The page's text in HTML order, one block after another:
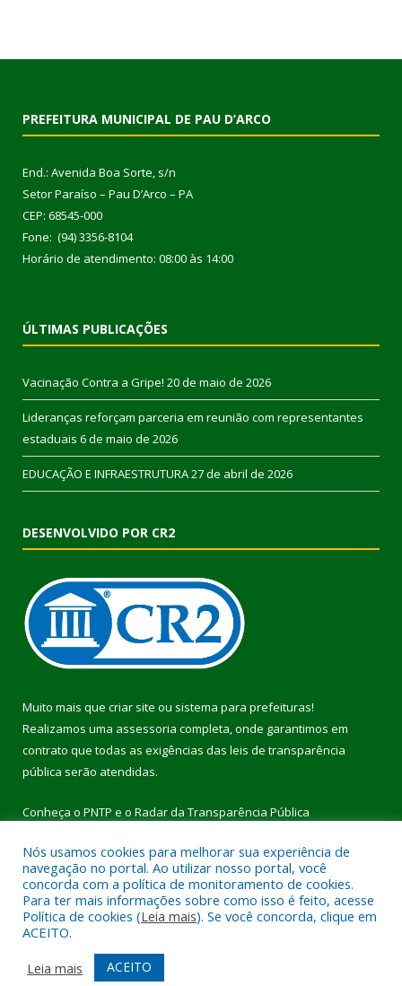
PREFEITURA MUNICIPAL DE PAU D’ARCO
End.: Avenida Boa Sorte, s/n
Setor Paraíso – Pau D’Arco – PA
CEP: 68545-000
Fone: (94) 3356-8104
Horário de atendimento: 08:00 às 14:00
ÚLTIMAS PUBLICAÇÕES
Vacinação Contra a Gripe! 20 de maio de 2026
Lideranças reforçam parceria em reunião com representantes
estaduais 6 de maio de 2026
EDUCAÇÃO E INFRAESTRUTURA27 de abril de 2026
DESENVOLVIDO POR CR2
Muito mais que criar site ou sistema para prefeituras!
Realizamos uma assessoria completa, onde garantimos em
contrato que todas as exigências das leis de transparência
pública serão atendidas.
Conheça o PNTP e o Radar da Transparência Pública
Todos os direitos reservados a Prefeitura Municipal de Pau
D’Arco.
Mapa do Site
Acessar Área Administrativa
Acessar Webmail
Nós usamos cookies para melhorar sua experiência de
navegação no portal. Ao utilizar nosso portal, você
concorda com a política de monitoramento de cookies.
Para ter mais informações sobre como isso é feito, acesse
Política de cookies (Leia mais). Se você concorda, clique em
ACEITO.
Leia mais
ACEITO